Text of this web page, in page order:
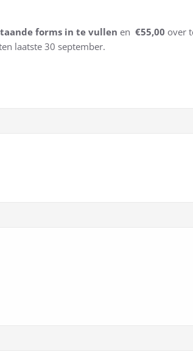
forms in te vullen en €55,00 over
laatste 30 september.